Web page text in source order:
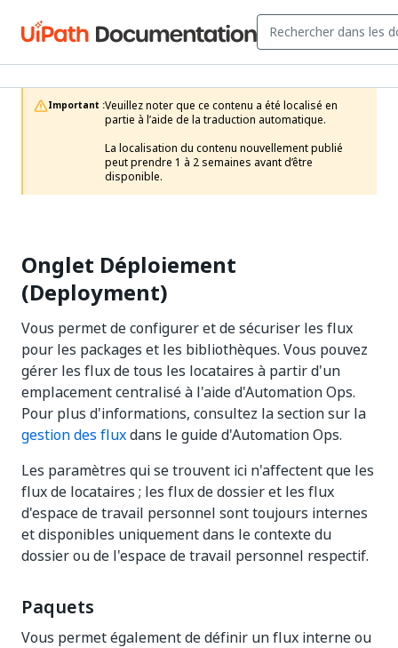
Important :Veuillez noter que ce contenu a été localisé en
partie à l’aide de la traduction automatique.
La localisation du contenu nouvellement publié
peut prendre 1 à 2 semaines avant d’être
disponible.
Onglet Déploiement
(Deployment)
Vous permet de configurer et de sécuriser les flux
pour les packages et les bibliothèques. Vous pouvez
gérer les flux de tous les locataires à partir d'un
emplacement centralisé à l'aide d'Automation Ops.
Pour plus d'informations, consultez la section sur la
gestion des fluxdans le guide d'Automation Ops.
Les paramètres qui se trouvent ici n'affectent que les
flux de locataires ; les flux de dossier et les flux
d'espace de travail personnel sont toujours internes
et disponibles uniquement dans le contexte du
dossier ou de l'espace de travail personnel respectif.
Paquets
Vous permet également de définir un flux interne ou